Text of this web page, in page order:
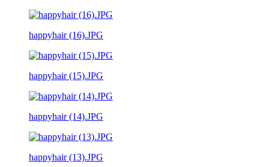
happyhair (16).JPG
happyhair (15).JPG
happyhair (14).JPG
happyhair (13).JPG